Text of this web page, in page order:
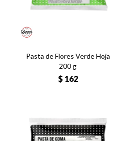
Pasta de Flores Verde Hoja
200 g
$ 162